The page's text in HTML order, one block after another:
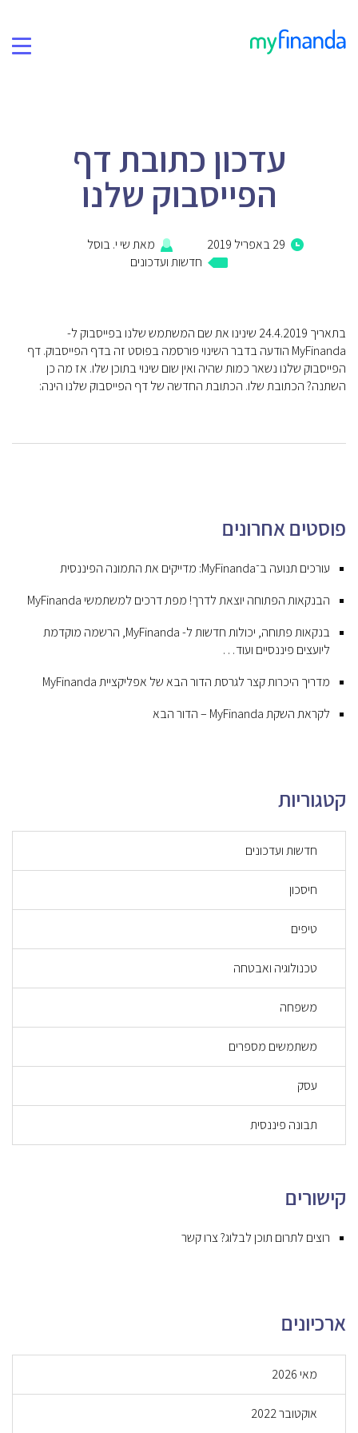
פרטיות ואבטחה
קהילת הפייסבוק שלנו
אודות
עדכון כתובת דף
הפייסבוק שלנו
29 באפריל 2019 מאתשי י. בוסל
חדשות ועדכונים
בתאריך 24.4.2019 שינינו את שם המשתמש שלנו בפייסבוק ל-
MyFinanda הודעה בדבר השינוי פורסמה בפוסט זה בדף הפייסבוק. דף
הפייסבוק שלנו נשאר כמות שהיה ואין שום שינוי בתוכן שלו. אז מה כן
השתנה? הכתובת שלו. הכתובת החדשה של דף הפייסבוק שלנו הינה:
פוסטים אחרונים
עורכים תנועה ב־MyFinanda: מדייקים את התמונה הפיננסית
הבנקאות הפתוחה יוצאת לדרך! מפת דרכים למשתמשי MyFinanda
בנקאות פתוחה, יכולות חדשות ל- MyFinanda, הרשמה מוקדמת
ליועצים פיננסיים ועוד…
מדריך היכרות קצר לגרסת הדור הבא של אפליקציית MyFinanda
לקראת השקת MyFinanda – הדור הבא
קטגוריות
חדשות ועדכונים
חיסכון
טיפים
טכנולוגיה ואבטחה
משפחה
משתמשים מספרים
עסק
תבונה פיננסית
קישורים
רוצים לתרום תוכן לבלוג? צרו קשר
ארכיונים
מאי 2026
אוקטובר 2022